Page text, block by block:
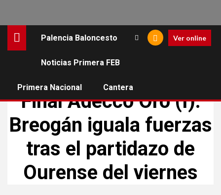
Palencia Baloncesto
Noticias Primera FEB
Primera Nacional Cantera
Ver online
Final Adecco Oro (I):
Breogán iguala fuerzas
tras el partidazo de
Ourense del viernes